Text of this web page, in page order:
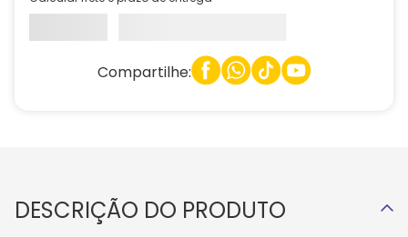
Compartilhe:
DESCRIÇÃO DO PRODUTO